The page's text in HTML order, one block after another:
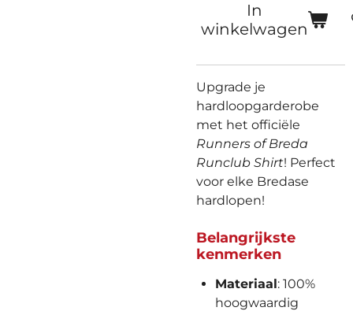
In
winkelwagen
Upgrade je
hardloopgarderobe
met het officiële
Runners of Breda
Runclub Shirt! Perfect
voor elke Bredase
hardlopen!
Belangrijkste
kenmerken
Materiaal: 100%
hoogwaardig